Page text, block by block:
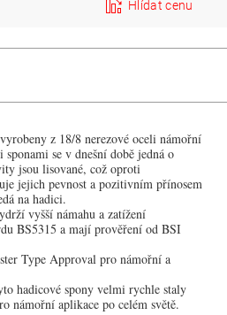
Hlídat cenu
z 18/8 nerezové oceli námořní
se v dnešní době jedná o
jsou lisované, což oproti
jejich pevnost a pozitivním přínosem
na hadici.
vyšší námahu a zatížení
BS5315 a mají prověření od BSI
Type Approval pro námořní a
hadicové spony velmi rychle staly
námořní aplikace po celém světě.